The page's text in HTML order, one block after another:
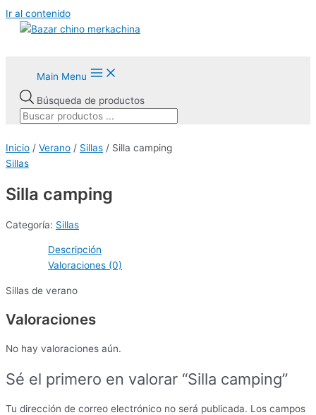
Ir al contenido
Main Menu
Búsqueda de productos
Inicio / Verano / Sillas / Silla camping
Sillas
Silla camping
Categoría: Sillas
Descripción
Valoraciones (0)
Sillas de verano
Valoraciones
No hay valoraciones aún.
Sé el primero en valorar “Silla camping”
Tu dirección de correo electrónico no será publicada. Los campos